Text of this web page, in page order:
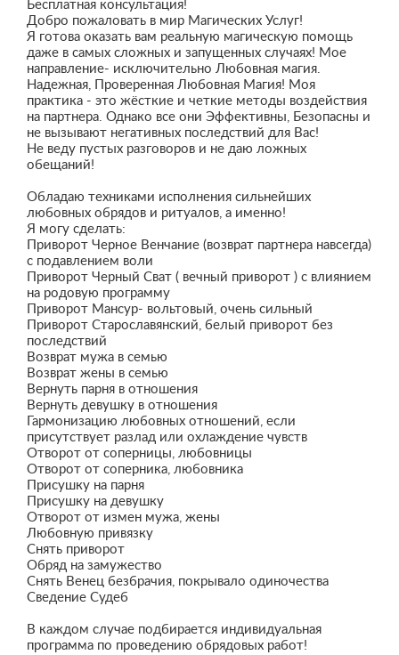
Бесплатная консультация!
Добро пожаловать в мир Магических Услуг!
Я готова оказать вам реальную магическую помощь
даже в самых сложных и запущенных случаях! Мое
направление- исключительно Любовная магия.
Надежная, Проверенная Любовная Магия! Моя
практика - это жёсткие и четкие методы воздействия
на партнера. Однако все они Эффективны, Безопасны и
не вызывают негативных последствий для Вас!
Не веду пустых разговоров и не даю ложных
обещаний!
Обладаю техниками исполнения сильнейших
любовных обрядов и ритуалов, а именно!
Я могу сделать:
Приворот Черное Венчание (возврат партнера навсегда)
с подавлением воли
Приворот Черный Сват ( вечный приворот ) с влиянием
на родовую программу
Приворот Мансур- вольтовый, очень сильный
Приворот Старославянский, белый приворот без
последствий
Возврат мужа в семью
Возврат жены в семью
Вернуть парня в отношения
Вернуть девушку в отношения
Гармонизацию любовных отношений, если
присутствует разлад или охлаждение чувств
Отворот от соперницы, любовницы
Отворот от соперника, любовника
Присушку на парня
Присушку на девушку
Отворот от измен мужа, жены
Любовную привязку
Снять приворот
Обряд на замужество
Снять Венец безбрачия, покрывало одиночества
Сведение Судеб
В каждом случае подбирается индивидуальная
программа по проведению обрядовых работ!